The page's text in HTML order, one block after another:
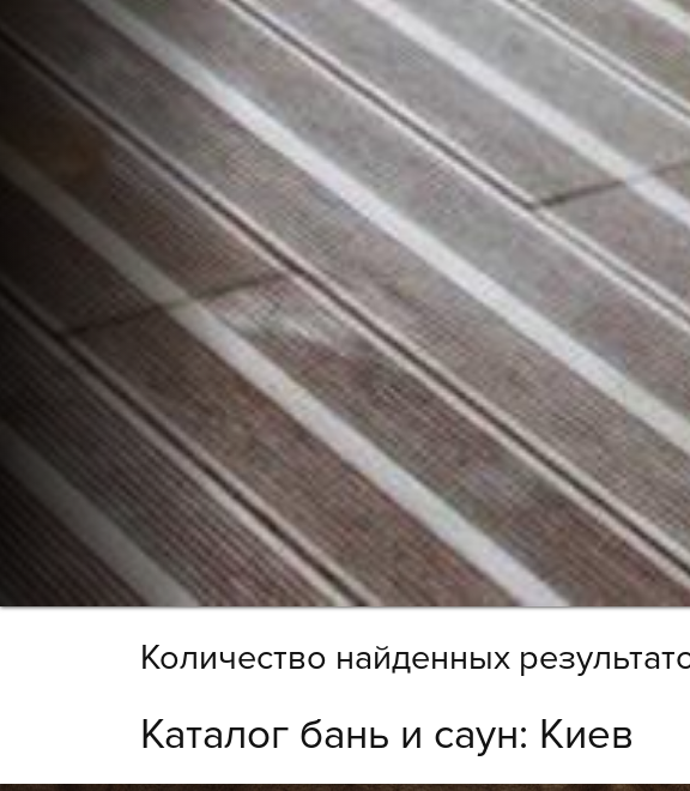
Количество найденных
Каталог бань и саун: Киев